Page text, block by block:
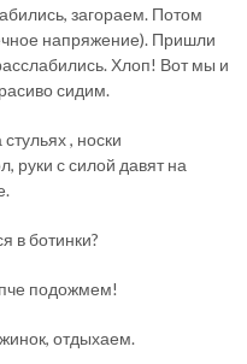
загораем. Потом
напряжение). Пришли
Хлоп! Вот мы и
сидим.
, носки
руки с силой давят на
в ботинки?
подожмем!
отдыхаем.